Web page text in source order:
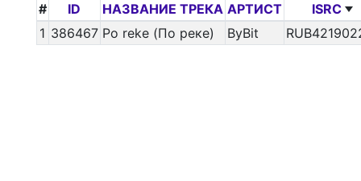
# ID НАЗВАНИЕ ТРЕКА АРТИСТ
ISRC
1 386467 Po reke (По реке) ByBit